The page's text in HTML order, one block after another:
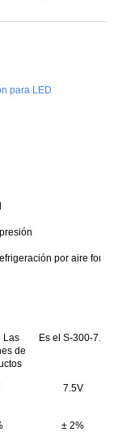
para LED
por aire
Las
de
Es el S-300-7.5
7.5V
± 2%